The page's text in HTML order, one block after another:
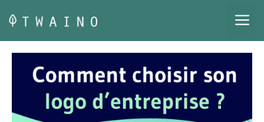
contenido